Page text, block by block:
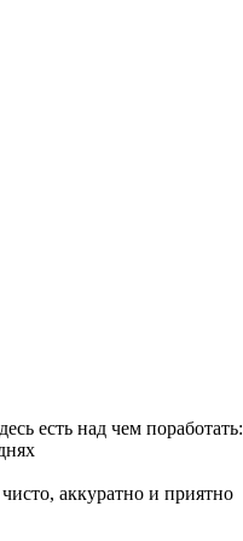
есть над чем поработать:
аккуратно и приятно